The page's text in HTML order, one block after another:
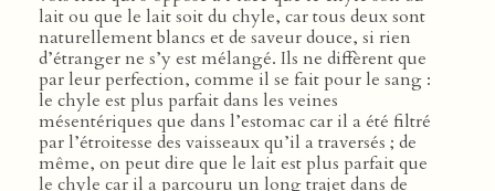
lait ou que le lait soit du chyle, car tous deux sont
naturellement blancs et de saveur douce, si rien
d’étranger ne s’y est mélangé. Ils ne diffèrent que
par leur perfection, comme il se fait pour le sang :
le chyle est plus parfait dans les veines
mésentériques que dans l’estomac car il a été filtré
par l’étroitesse des vaisseaux qu’il a traversés ; de
même, on peut dire que le lait est plus parfait que
le chyle car il a parcouru un long trajet dans de